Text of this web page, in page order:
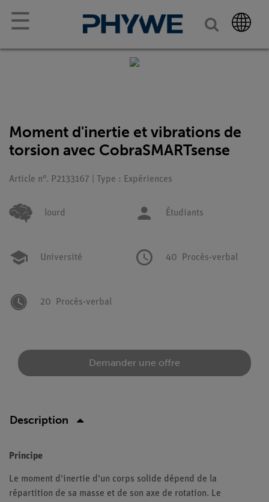
☰
Moment d'inertie et vibrations de
torsion avec CobraSMARTsense
Article n°. P2133167 | Type : Expériences
lourd Étudiants
Université 40 Procès-verbal
20 Procès-verbal
Demander une offre
Description
Principe
Le moment d'inertie d'un corps solide dépend de la
répartition de sa masse et de son axe de rotation. Le